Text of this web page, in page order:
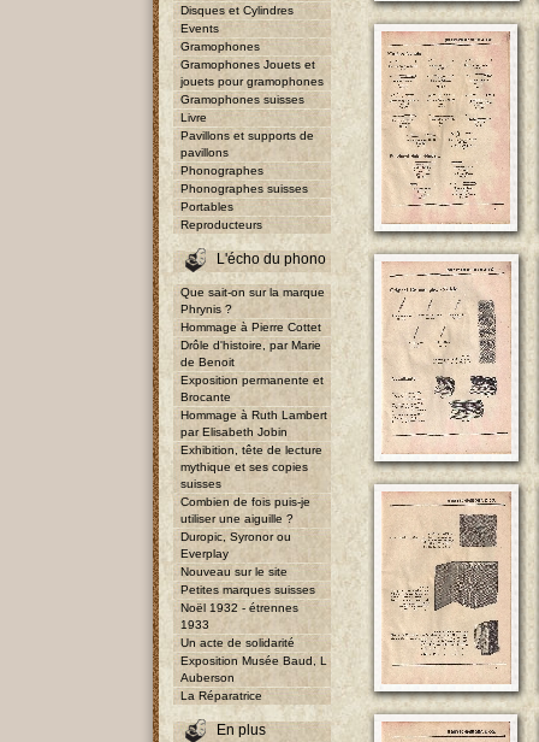
Disques et Cylindres
Events
Gramophones
Gramophones Jouets et
jouets pour gramophones
Gramophones suisses
Livre
Pavillons et supports de
pavillons
Phonographes
Phonographes suisses
Portables
Reproducteurs
L'écho du phono
Que sait-on sur la marque
Phrynis ?
Hommage à Pierre Cottet
Drôle d'histoire, par Marie
de Benoit
Exposition permanente et
Brocante
Hommage à Ruth Lambert
par Elisabeth Jobin
Exhibition, tête de lecture
mythique et ses copies
suisses
Combien de fois puis-je
utiliser une aiguille ?
Duropic, Syronor ou
Everplay
Nouveau sur le site
Petites marques suisses
Noël 1932 - étrennes
1933
Un acte de solidarité
Exposition Musée Baud, L
Auberson
La Réparatrice
En plus